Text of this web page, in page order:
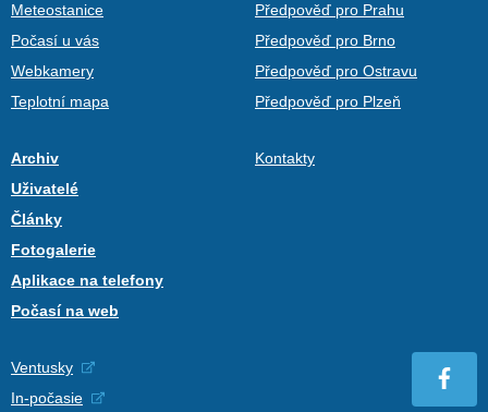
Meteostanice
Počasí u vás
Webkamery
Teplotní mapa
Předpověď pro Prahu
Předpověď pro Brno
Předpověď pro Ostravu
Předpověď pro Plzeň
Archiv
Uživatelé
Články
Fotogalerie
Aplikace na telefony
Počasí na web
Kontakty
Ventusky
In-počasie